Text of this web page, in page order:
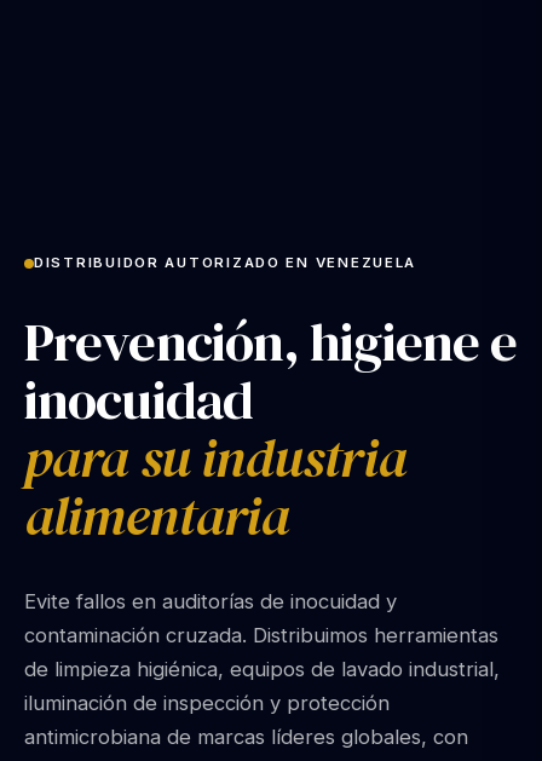
DISTRIBUIDOR AUTORIZADO EN VENEZUELA
Prevención, higiene e
inocuidad
para su industria
alimentaria
Evite fallos en auditorías de inocuidad y
contaminación cruzada. Distribuimos herramientas
de limpieza higiénica, equipos de lavado industrial,
iluminación de inspección y protección
antimicrobiana de marcas líderes globales, con